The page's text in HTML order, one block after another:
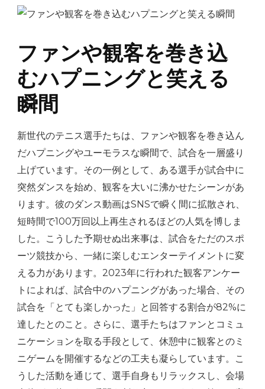
ファンや観客を巻き込
むハプニングと笑える
瞬間
新世代のテニス選手たちは、ファンや観客を巻き込ん
だハプニングやユーモラスな瞬間で、試合を一層盛り
上げています。その一例として、ある選手が試合中に
突然ダンスを始め、観客を大いに沸かせたシーンがあ
ります。彼のダンス動画はSNSで瞬く間に拡散され、
短時間で100万回以上再生されるほどの人気を博しま
した。こうした予期せぬ出来事は、試合をただのスポ
ーツ競技から、一緒に楽しむエンターテイメントに変
える力があります。2023年に行われた観客アンケー
トによれば、試合中のハプニングがあった場合、その
試合を「とても楽しかった」と回答する割合が82%に
達したとのこと。さらに、選手たちはファンとコミュ
ニケーションを取る手段として、休憩中に観客とのミ
ニゲームを開催するなどの工夫も凝らしています。こ
うした活動を通じて、選手自身もリラックスし、会場